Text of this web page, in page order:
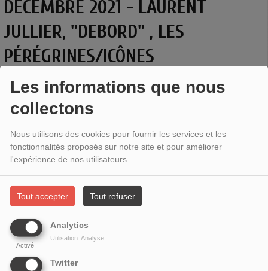
Les informations que nous
collectons
Nous utilisons des cookies pour fournir les services et les
fonctionnalités proposés sur notre site et pour améliorer
l'expérience de nos utilisateurs.
Tout accepter Tout refuser
Analytics
Activé
Utilisation: Analyse
Twitter
DÉCEMBRE 2021 - LAURENT
JULLIER, "DEBORD" , LES
PÉRÉGRINES/ICÔNES
Laurent Jullier, auteur de
Guy Debord est connu comme le théoricien du spectacle.